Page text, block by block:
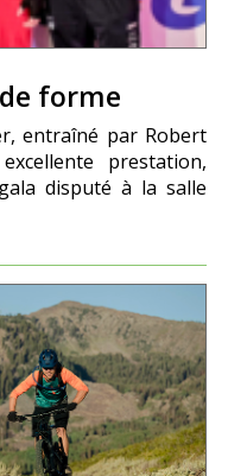
forme
entraîné par Robert
prestation,
disputé à la salle